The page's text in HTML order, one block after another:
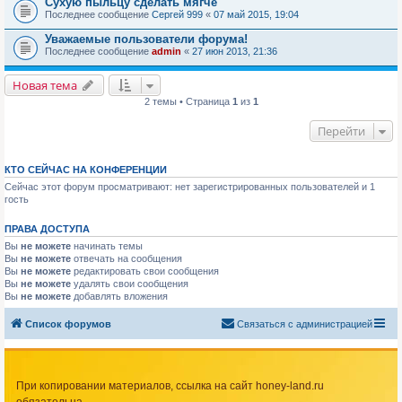
Последнее сообщение Сергей 999 « 07 май 2015, 19:04
Уважаемые пользователи форума!
Последнее сообщение admin « 27 июн 2013, 21:36
Новая тема
2 темы • Страница 1 из 1
Перейти
КТО СЕЙЧАС НА КОНФЕРЕНЦИИ
Сейчас этот форум просматривают: нет зарегистрированных пользователей и 1
гость
ПРАВА ДОСТУПА
Вы не можете начинать темы
Вы не можете отвечать на сообщения
Вы не можете редактировать свои сообщения
Вы не можете удалять свои сообщения
Вы не можете добавлять вложения
Список форумов Связаться с администрацией
При копировании материалов, ссылка на сайт honey-land.ru